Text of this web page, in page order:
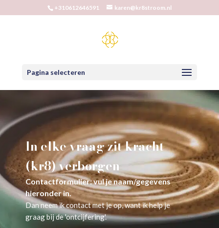
+310612646591 karen@kr8stroom.nl
Pagina selecteren
In elke vraag zit kracht
(kr8) verborgen
Contactformulier: vul je naam/gegevens
hieronder in.
Dan neem ik contact met je op, want ik help je
graag bij de 'ontcijfering'.